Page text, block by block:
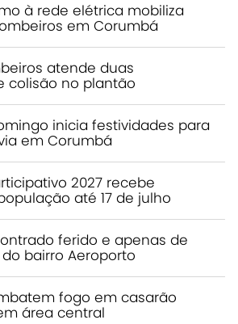
à rede elétrica mobiliza
em Corumbá
atende duas
colisão no plantão
inicia festividades para
em Corumbá
2027 recebe
até 17 de julho
ferido e apenas de
bairro Aeroporto
fogo em casarão
área central